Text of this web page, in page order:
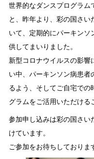
世界的なダンスプログラム
と、昨年より、彩の国さ
いて、定期的にパーキンソ
供してまいりました。
新型コロナウイルスの影響
い中、パーキンソン病患者
るよう、そしてご自宅での
グラムをご活用いただける
参加申し込みは彩の国さい
けています。
ご参加をお待ちしておりま